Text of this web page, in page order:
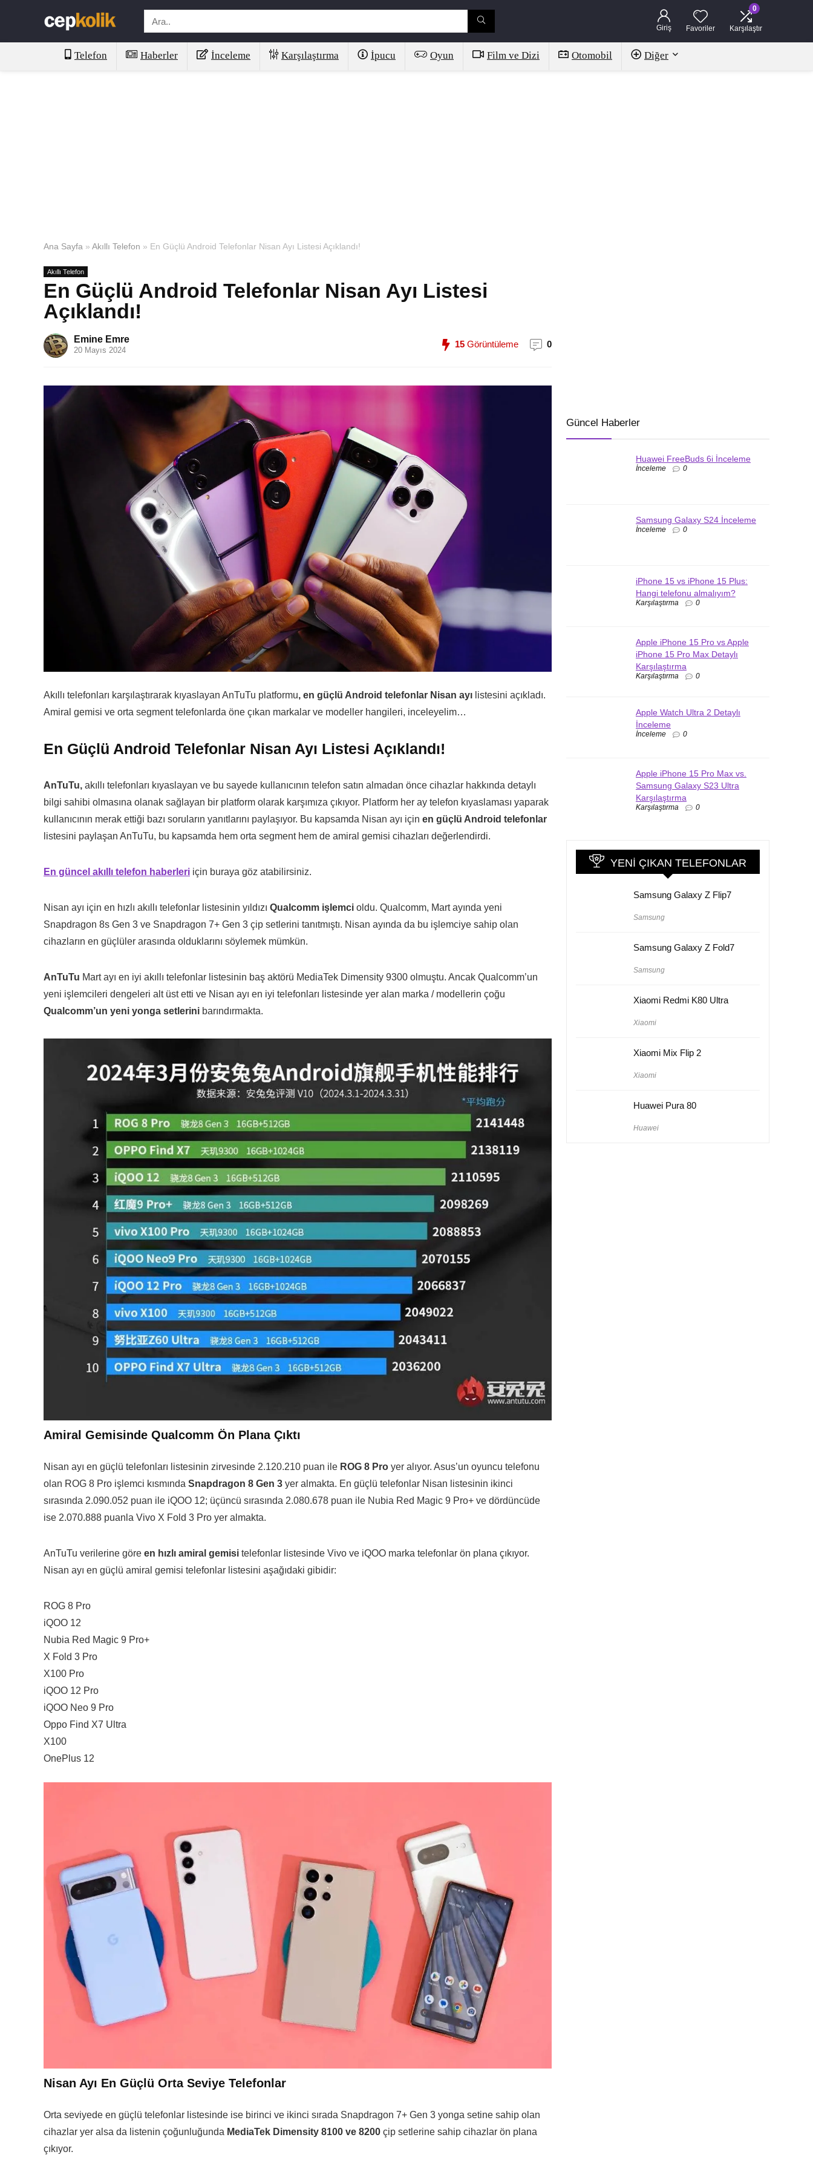
Giriş Favoriler
0
Karşılaştır
Telefon Haberler İnceleme Karşılaştırma İpucu Oyun Film ve Dizi Otomobil Diğer
Ana Sayfa » Akıllı Telefon » En Güçlü Android Telefonlar Nisan Ayı Listesi Açıklandı!
Akıllı Telefon
En Güçlü Android Telefonlar Nisan Ayı Listesi
Açıklandı!
Emine Emre
20 Mayıs 2024
15 Görüntüleme 0
Akıllı telefonları karşılaştırarak kıyaslayan AnTuTu platformu, en güçlü Android telefonlar Nisan ayı listesini açıkladı.
Amiral gemisi ve orta segment telefonlarda öne çıkan markalar ve modeller hangileri, inceleyelim…
En Güçlü Android Telefonlar Nisan Ayı Listesi Açıklandı!
AnTuTu, akıllı telefonları kıyaslayan ve bu sayede kullanıcının telefon satın almadan önce cihazlar hakkında detaylı
bilgi sahibi olmasına olanak sağlayan bir platform olarak karşımıza çıkıyor. Platform her ay telefon kıyaslaması yaparak
kullanıcının merak ettiği bazı soruların yanıtlarını paylaşıyor. Bu kapsamda Nisan ayı için en güçlü Android telefonlar
listesini paylaşan AnTuTu, bu kapsamda hem orta segment hem de amiral gemisi cihazları değerlendirdi.
En güncel akıllı telefon haberleri için buraya göz atabilirsiniz.
Nisan ayı için en hızlı akıllı telefonlar listesinin yıldızı Qualcomm işlemci oldu. Qualcomm, Mart ayında yeni
Snapdragon 8s Gen 3 ve Snapdragon 7+ Gen 3 çip setlerini tanıtmıştı. Nisan ayında da bu işlemciye sahip olan
cihazların en güçlüler arasında olduklarını söylemek mümkün.
AnTuTu Mart ayı en iyi akıllı telefonlar listesinin baş aktörü MediaTek Dimensity 9300 olmuştu. Ancak Qualcomm’un
yeni işlemcileri dengeleri alt üst etti ve Nisan ayı en iyi telefonları listesinde yer alan marka / modellerin çoğu
Qualcomm’un yeni yonga setlerini barındırmakta.
Amiral Gemisinde Qualcomm Ön Plana Çıktı
Nisan ayı en güçlü telefonları listesinin zirvesinde 2.120.210 puan ile ROG 8 Pro yer alıyor. Asus’un oyuncu telefonu
olan ROG 8 Pro işlemci kısmında Snapdragon 8 Gen 3 yer almakta. En güçlü telefonlar Nisan listesinin ikinci
sırasında 2.090.052 puan ile iQOO 12; üçüncü sırasında 2.080.678 puan ile Nubia Red Magic 9 Pro+ ve dördüncüde
ise 2.070.888 puanla Vivo X Fold 3 Pro yer almakta.
AnTuTu verilerine göre en hızlı amiral gemisi telefonlar listesinde Vivo ve iQOO marka telefonlar ön plana çıkıyor.
Nisan ayı en güçlü amiral gemisi telefonlar listesini aşağıdaki gibidir:
ROG 8 Pro
iQOO 12
Nubia Red Magic 9 Pro+
X Fold 3 Pro
X100 Pro
iQOO 12 Pro
iQOO Neo 9 Pro
Oppo Find X7 Ultra
X100
OnePlus 12
Nisan Ayı En Güçlü Orta Seviye Telefonlar
Orta seviyede en güçlü telefonlar listesinde ise birinci ve ikinci sırada Snapdragon 7+ Gen 3 yonga setine sahip olan
cihazlar yer alsa da listenin çoğunluğunda MediaTek Dimensity 8100 ve 8200 çip setlerine sahip cihazlar ön plana
çıkıyor.
Güncel Haberler
Huawei FreeBuds 6i İnceleme
İnceleme 0
Samsung Galaxy S24 İnceleme
İnceleme 0
iPhone 15 vs iPhone 15 Plus:
Hangi telefonu almalıyım?
Karşılaştırma 0
Apple iPhone 15 Pro vs Apple
iPhone 15 Pro Max Detaylı
Karşılaştırma
Karşılaştırma 0
Apple Watch Ultra 2 Detaylı
İnceleme
İnceleme 0
Apple iPhone 15 Pro Max vs.
Samsung Galaxy S23 Ultra
Karşılaştırma
Karşılaştırma 0
YENI ÇIKAN TELEFONLAR
Samsung Galaxy Z Flip7
Samsung
Samsung Galaxy Z Fold7
Samsung
Xiaomi Redmi K80 Ultra
Xiaomi
Xiaomi Mix Flip 2
Xiaomi
Huawei Pura 80
Huawei